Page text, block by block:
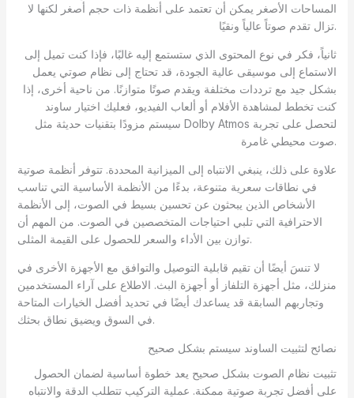
المساحات الأصغر يمكن أن تعتمد على أنظمة ذات حجم أصغر لكنها لا
تزال تقدم صوتاً عالياً ونقيًا.
ثانياً، فكر في نوع المحتوى الذي ستستمع إليه غالبًا، فإذا كنت تميل إلى
الاستماع إلى موسيقى عالية الجودة، قد تحتاج إلى نظام صوتي يعمل
بشكل جيد مع ترددات مختلفة ويقدم صوتًا متوازنًا. من ناحية أخرى، إذا
كنت تخطط لمشاهدة الأفلام أو ألعاب الفيديو، فعليك اختيار ساوند
سيستم مزودًا بتقنيات حديثة مثل Dolby Atmos لتحصل على تجربة
صوت محيطي غامرة.
علاوة على ذلك، ينبغي الانتباه إلى الميزانية المحددة. تتوفر أنظمة صوتية
في نطاقات سعرية متنوعة، بدءًا من الأنظمة الأساسية التي تناسب
الأشخاص الذين يبحثون عن تحسين بسيط في الصوت، إلى الأنظمة
الاحترافية التي تلبي احتياجات المتخصصين في الصوت. من المهم أن
توازن بين الأداء والسعر للحصول على القيمة المثلى.
لا تنسَ أيضًا أن تقيم قابلية التوصيل والتوافق مع الأجهزة الأخرى في
منزلك، مثل أجهزة التلفاز أو أجهزة البث. الاطلاع على آراء المستخدمين
وتجاربهم السابقة قد يساعدك أيضًا في تحديد أفضل الخيارات المتاحة
في السوق ويضيق نطاق بحثك.
نصائح لتثبيت الساوند سيستم بشكل صحيح
تثبيت نظام الصوت بشكل صحيح يعد خطوة أساسية لضمان الحصول
على أفضل تجربة صوتية ممكنة. عملية التركيب تتطلب الدقة والانتباه